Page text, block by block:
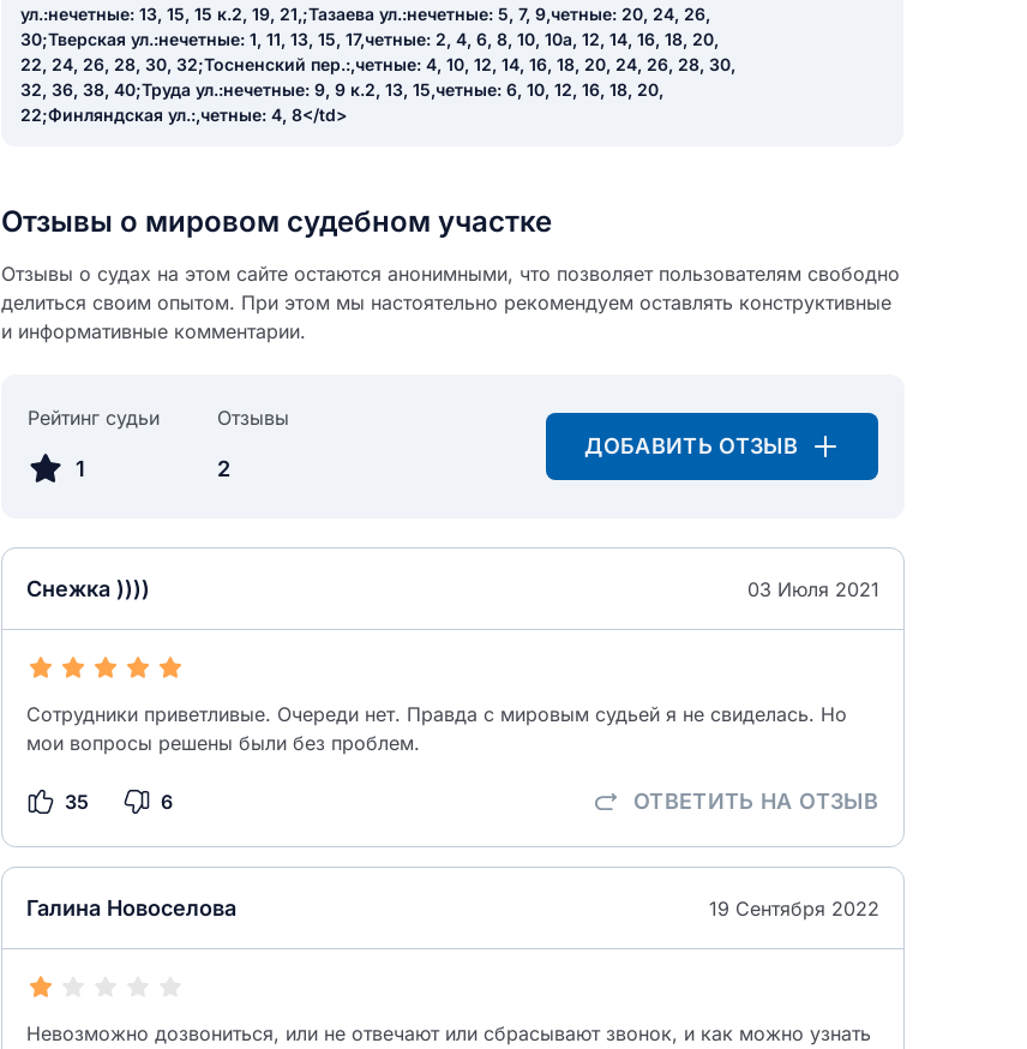
ул.:нечетные: 13, 15, 15 к.2, 19, 21,;Тазаева ул.:нечетные: 5, 7, 9,четные: 20, 24, 26,
30;Тверская ул.:нечетные: 1, 11, 13, 15, 17,четные: 2, 4, 6, 8, 10, 10а, 12, 14, 16, 18, 20,
22, 24, 26, 28, 30, 32;Тосненский пер.:,четные: 4, 10, 12, 14, 16, 18, 20, 24, 26, 28, 30,
32, 36, 38, 40;Труда ул.:нечетные: 9, 9 к.2, 13, 15,четные: 6, 10, 12, 16, 18, 20,
22;Финляндская ул.:,четные: 4, 8</td>
Отзывы о мировом судебном участке
Отзывы о судах на этом сайте остаются анонимными, что позволяет пользователям свободно
делиться своим опытом. При этом мы настоятельно рекомендуем оставлять конструктивные
и информативные комментарии.
Рейтинг судьи
1
Отзывы
2
ДОБАВИТЬ ОТЗЫВ
Снежка )))) 03 Июля 2021
Сотрудники приветливые. Очереди нет. Правда с мировым судьей я не свиделась. Но
мои вопросы решены были без проблем.
35 6 ОТВЕТИТЬ НА ОТЗЫВ
Галина Новоселова 19 Сентября 2022
Невозможно дозвониться, или не отвечают или сбрасывают звонок, и как можно узнать